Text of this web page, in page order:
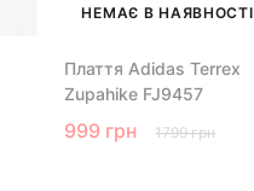
НЕМАЄ В НАЯВНОСТІ
Плаття Adidas Terrex
Zupahike FJ9457
999 грн 1799 грн